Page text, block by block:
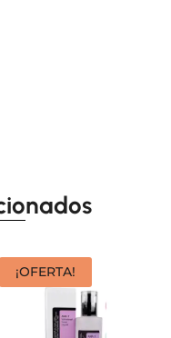
¡OFERTA!